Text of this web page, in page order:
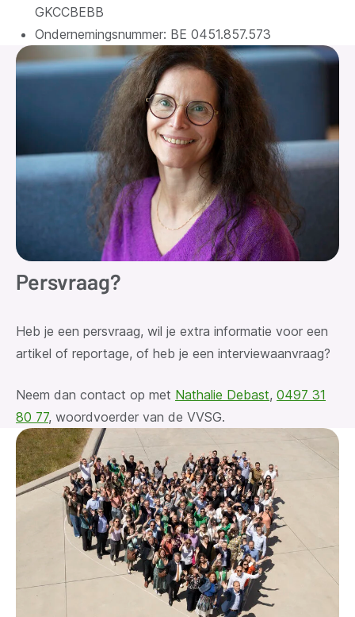
GKCCBEBB
Ondernemingsnummer: BE 0451.857.573
Persvraag?
Heb je een persvraag, wil je extra informatie voor een
artikel of reportage, of heb je een interviewaanvraag?
Neem dan contact op met Nathalie Debast, 0497 31
80 77, woordvoerder van de VVSG.